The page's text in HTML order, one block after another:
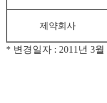
제약회사
* 변경일자 : 2011년 3월